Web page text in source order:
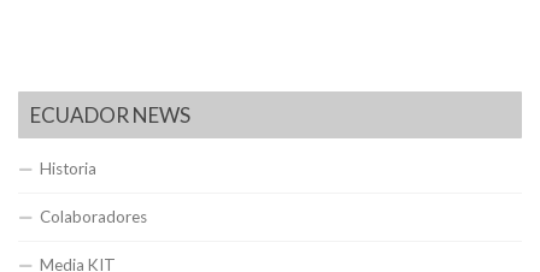
ECUADOR NEWS
Historia
Colaboradores
Media KIT